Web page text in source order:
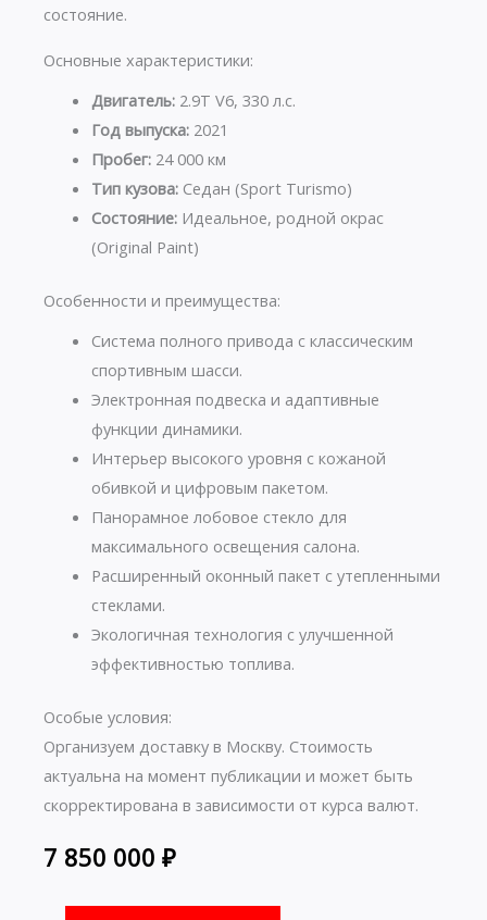
состояние.
Основные характеристики:
Двигатель:2.9T V6, 330 л.с.
Год выпуска:2021
Пробег:24 000 км
Тип кузова:Седан (Sport Turismo)
Состояние:Идеальное, родной окрас
(Original Paint)
Особенности и преимущества:
Система полного привода с классическим
спортивным шасси.
Электронная подвеска и адаптивные
функции динамики.
Интерьер высокого уровня с кожаной
обивкой и цифровым пакетом.
Панорамное лобовое стекло для
максимального освещения салона.
Расширенный оконный пакет с утепленными
стеклами.
Экологичная технология с улучшенной
эффективностью топлива.
Особые условия:
Организуем доставку в Москву. Стоимость
актуальна на момент публикации и может быть
скорректирована в зависимости от курса валют.
7 850 000 ₽